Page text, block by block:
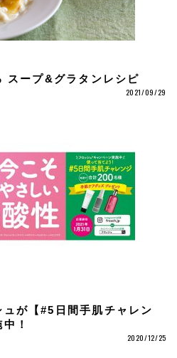
スープ&グラタンレシピ
2021/09/29
が【#5日間手肌チャレン
！
2020/12/25